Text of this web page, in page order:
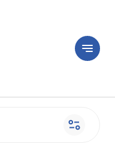
notes
page_info